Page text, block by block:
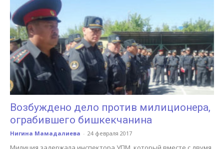
Возбуждено дело против милиционера,
ограбившего бишкекчанина
Нигина Мамадалиева - 24 февраля 2017